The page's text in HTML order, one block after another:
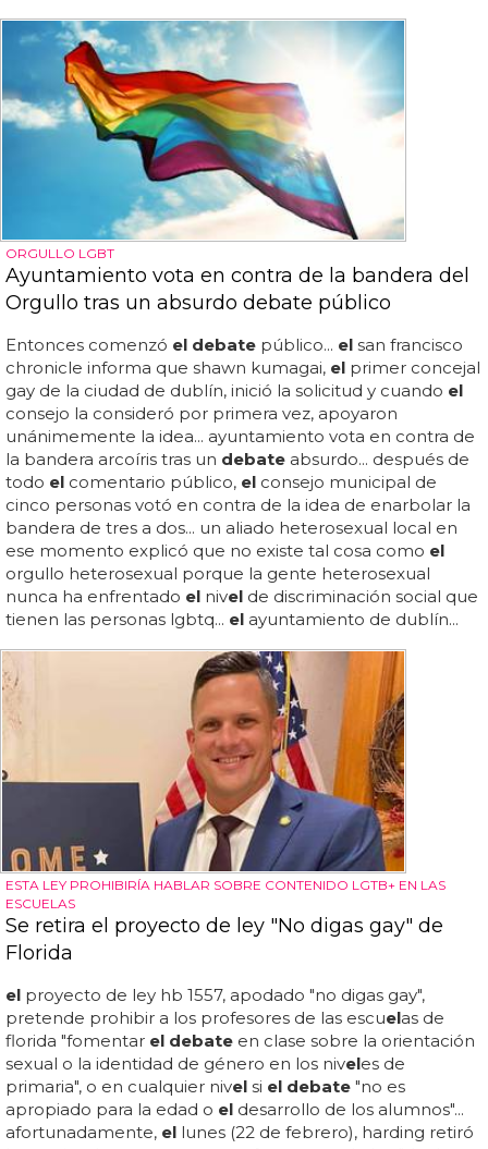
ORGULLO LGBT
Ayuntamiento vota en contra de la bandera del
Orgullo tras un absurdo debate público
Entonces comenzó el debate público... el san francisco
chronicle informa que shawn kumagai, el primer concejal
gay de la ciudad de dublín, inició la solicitud y cuando el
consejo la consideró por primera vez, apoyaron
unánimemente la idea... ayuntamiento vota en contra de
la bandera arcoíris tras un debate absurdo... después de
todo el comentario público, el consejo municipal de
cinco personas votó en contra de la idea de enarbolar la
bandera de tres a dos... un aliado heterosexual local en
ese momento explicó que no existe tal cosa como el
orgullo heterosexual porque la gente heterosexual
nunca ha enfrentado el nivel de discriminación social que
tienen las personas lgbtq... el ayuntamiento de dublín...
ESTA LEY PROHIBIRÍA HABLAR SOBRE CONTENIDO LGTB+ EN LAS
ESCUELAS
Se retira el proyecto de ley "No digas gay" de
Florida
el proyecto de ley hb 1557, apodado "no digas gay",
pretende prohibir a los profesores de las escuelas de
florida "fomentar el debate en clase sobre la orientación
sexual o la identidad de género en los niveles de
primaria", o en cualquier nivel si el debate "no es
apropiado para la edad o el desarrollo de los alumnos"...
afortunadamente, el lunes (22 de febrero), harding retiró